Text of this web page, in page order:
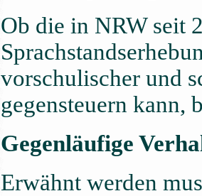
Ob die in NRW seit
vorschulischer und
gegensteuern kann,
Gegenläufige
Erwähnt werden